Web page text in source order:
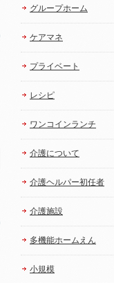
グループホーム
ケアマネ
プライベート
レシピ
ワンコインランチ
介護について
介護ヘルパー初任者
介護施設
多機能ホームえん
小規模